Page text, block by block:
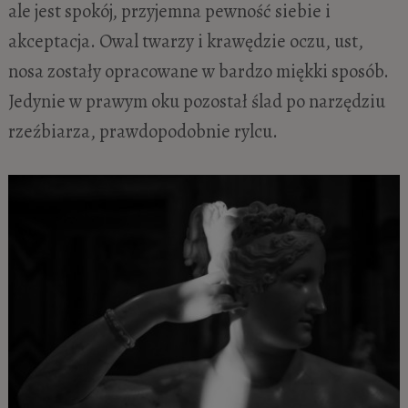
ale jest spokój, przyjemna pewność siebie i
akceptacja. Owal twarzy i krawędzie oczu, ust,
nosa zostały opracowane w bardzo miękki sposób.
Jedynie w prawym oku pozostał ślad po narzędziu
rzeźbiarza, prawdopodobnie rylcu.